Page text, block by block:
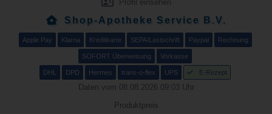
Profil einsehen
Shop-Apotheke Service B.V.
Apple Pay Klarna Kreditkarte SEPA/Lastschrift Paypal Rechnung
SOFORT Überweisung Vorkasse
DHL DPD Hermes trans-o-flex UPS E-Rezept
Daten vom 08.08.2026 09:03 Uhr
Produktpreis